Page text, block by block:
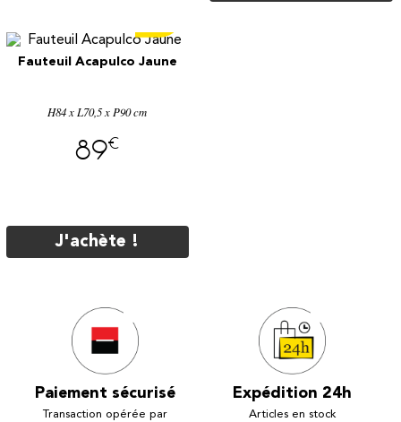
Fauteuil Acapulco Jaune
H84 x L70,5 x P90 cm
89€
J'achète !
Paiement sécurisé
Transaction opérée par
Expédition 24h
Articles en stock